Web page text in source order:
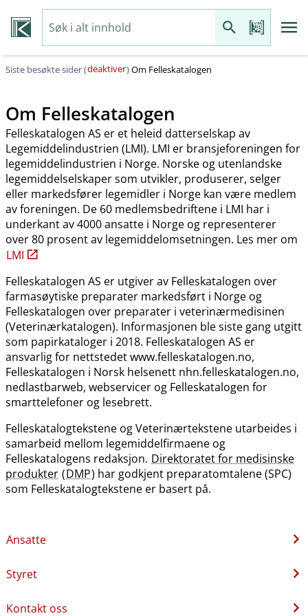
Siste besøkte sider (deaktiver)Om Felleskatalogen
Om Felleskatalogen
Felleskatalogen AS er et heleid datterselskap av
Legemiddelindustrien (LMI). LMI er bransjeforeningen for
legemiddelindustrien i Norge. Norske og utenlandske
legemiddelselskaper som utvikler, produserer, selger
eller markedsfører legemidler i Norge kan være medlem
av foreningen. De 60 medlemsbedriftene i LMI har i
underkant av 4000 ansatte i Norge og representerer
over 80 prosent av legemiddelomsetningen. Les mer om
LMI
Felleskatalogen AS er utgiver av Felleskatalogen over
farmasøytiske preparater markedsført i Norge og
Felleskatalogen over preparater i veterinærmedisinen
(Veterinærkatalogen). Informasjonen ble siste gang utgitt
som papirkataloger i 2018. Felleskatalogen AS er
ansvarlig for nettstedet www.felleskatalogen.no,
Felleskatalogen i Norsk helsenett nhn.felleskatalogen.no,
nedlastbarweb, webservicer og Felleskatalogen for
smarttelefoner og lesebrett.
Felleskatalogtekstene og Veterinærtekstene utarbeides i
samarbeid mellom legemiddelfirmaene og
Felleskatalogens redaksjon. Direktoratet for medisinske
produkter (DMP) har godkjent preparatomtalene (SPC)
som Felleskatalogtekstene er basert på.
Ansatte
Styret
Kontakt oss